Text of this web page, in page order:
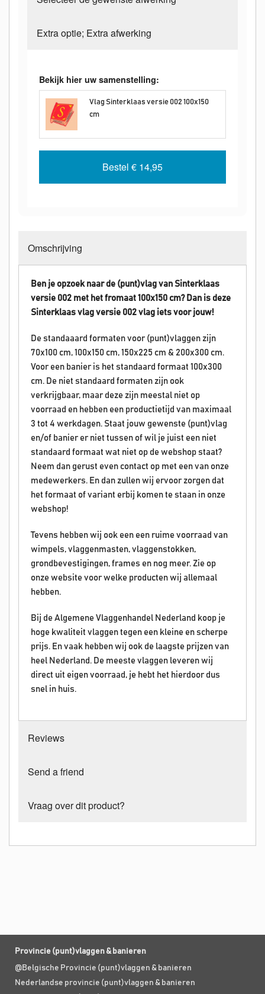
Extra optie; Extra afwerking
Bekijk hier uw samenstelling:
Vlag Sinterklaas versie 002 100x150
cm
Bestel € 14,95
Omschrijving
Ben je opzoek naar de (punt)vlag van Sinterklaas
versie 002 met het fromaat 100x150 cm? Dan is deze
Sinterklaas vlag versie 002 vlag iets voor jouw!
De standaaard formaten voor (punt)vlaggen zijn
70x100 cm, 100x150 cm, 150x225 cm & 200x300 cm.
Voor een banier is het standaard formaat 100x300
cm. De niet standaard formaten zijn ook
verkrijgbaar, maar deze zijn meestal niet op
voorraad en hebben een productietijd van maximaal
3 tot 4 werkdagen. Staat jouw gewenste (punt)vlag
en/of banier er niet tussen of wil je juist een niet
standaard formaat wat niet op de webshop staat?
Neem dan gerust even contact op met een van onze
medewerkers. En dan zullen wij ervoor zorgen dat
het formaat of variant erbij komen te staan in onze
webshop!
Tevens hebben wij ook een een ruime voorraad van
wimpels, vlaggenmasten, vlaggenstokken,
grondbevestigingen, frames en nog meer. Zie op
onze website voor welke producten wij allemaal
hebben.
Bij de Algemene Vlaggenhandel Nederland koop je
hoge kwaliteit vlaggen tegen een kleine en scherpe
prijs. En vaak hebben wij ook de laagste prijzen van
heel Nederland. De meeste vlaggen leveren wij
direct uit eigen voorraad, je hebt het hierdoor dus
snel in huis.
Reviews
Send a friend
Vraag over dit product?
Provincie (punt)vlaggen & banieren
@Belgische Provincie (punt)vlaggen & banieren
Nederlandse provincie (punt)vlaggen & banieren